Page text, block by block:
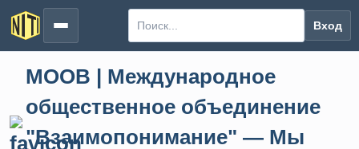
Вход
МООВ | Международное
общественное объединение
"Взаимопонимание" — Мы